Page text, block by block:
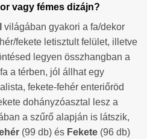
vagy fémes dizájn?
világában gyakori a fa/dekor
fekete letisztult felület, illetve
legyen összhangban a
a térben, jól állhat egy
fekete-fehér enteriőröd
dohányzóasztal lesz a
a szűrő alapján is látszik,
(99 db) és Fekete (96 db)